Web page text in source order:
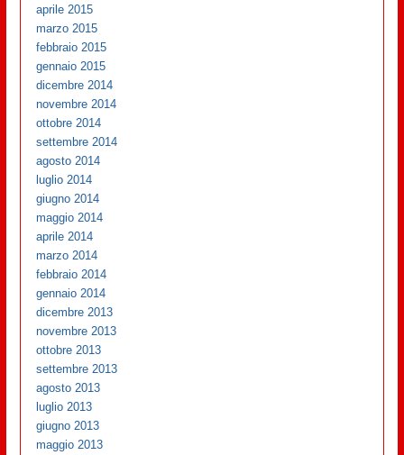
aprile 2015
marzo 2015
febbraio 2015
gennaio 2015
dicembre 2014
novembre 2014
ottobre 2014
settembre 2014
agosto 2014
luglio 2014
giugno 2014
maggio 2014
aprile 2014
marzo 2014
febbraio 2014
gennaio 2014
dicembre 2013
novembre 2013
ottobre 2013
settembre 2013
agosto 2013
luglio 2013
giugno 2013
maggio 2013